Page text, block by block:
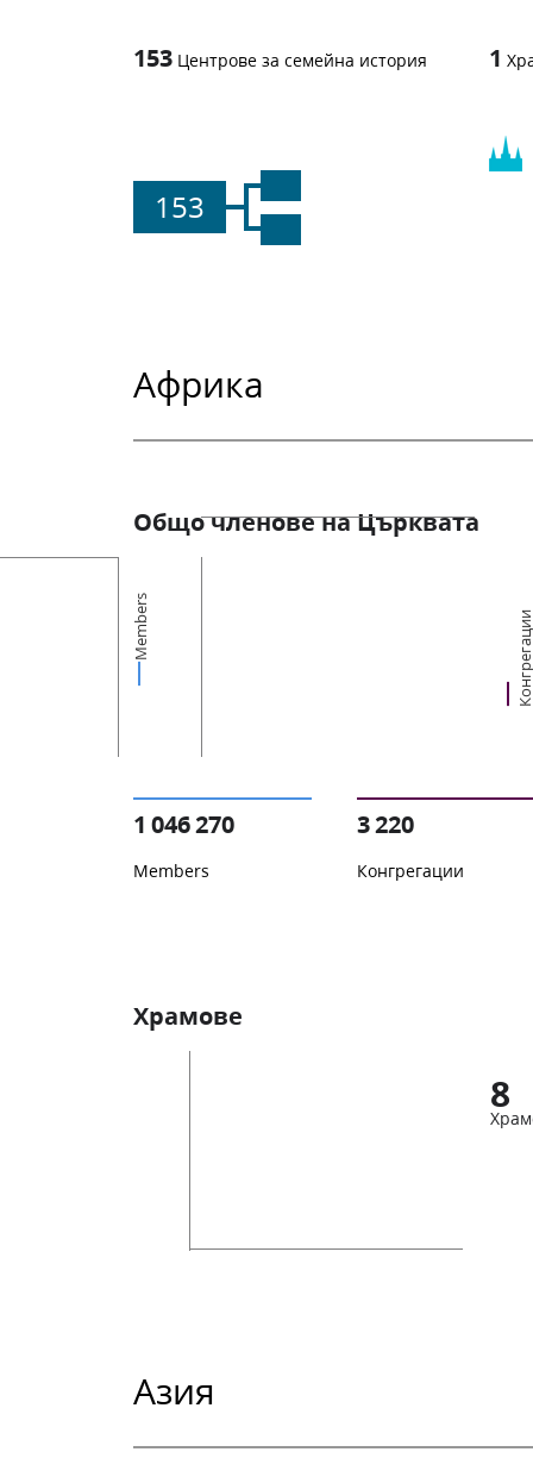
153 Центрове за семейна история
153
1
Африка
Общо членове на Църквата
Members Конгрегации
1 046 270
Members
3 220
Конгрегации
Храмове
8
Азия